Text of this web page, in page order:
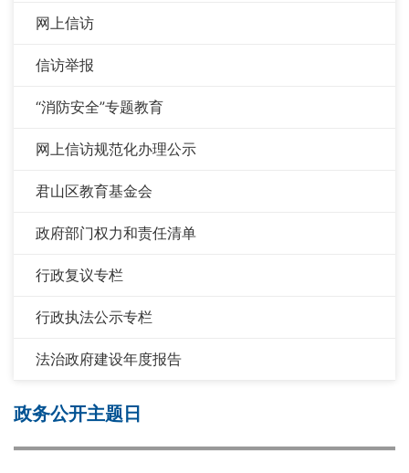
网上信访
信访举报
“消防安全”专题教育
网上信访规范化办理公示
君山区教育基金会
政府部门权力和责任清单
行政复议专栏
行政执法公示专栏
法治政府建设年度报告
政务公开主题日